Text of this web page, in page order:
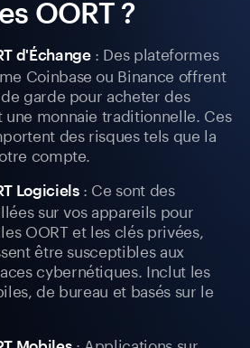
OORT ?
d'Échange: Des plateformes
Coinbase ou Binance offrent
garde pour acheter des
une monnaie traditionnelle. Ces
des risques tels que la
compte.
Logiciels: Ce sont des
sur vos appareils pour
OORT et les clés privées,
être susceptibles aux
cybernétiques. Inclut les
de bureau et basés sur le